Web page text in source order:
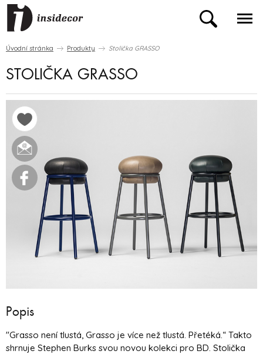
Úvodní stránka Produkty Stolička GRASSO
STOLIČKA GRASSO
Popis
"Grasso není tlustá, Grasso je více než tlustá. Přetéká.“ Takto
shrnuje Stephen Burks svou novou kolekci pro BD. Stolička